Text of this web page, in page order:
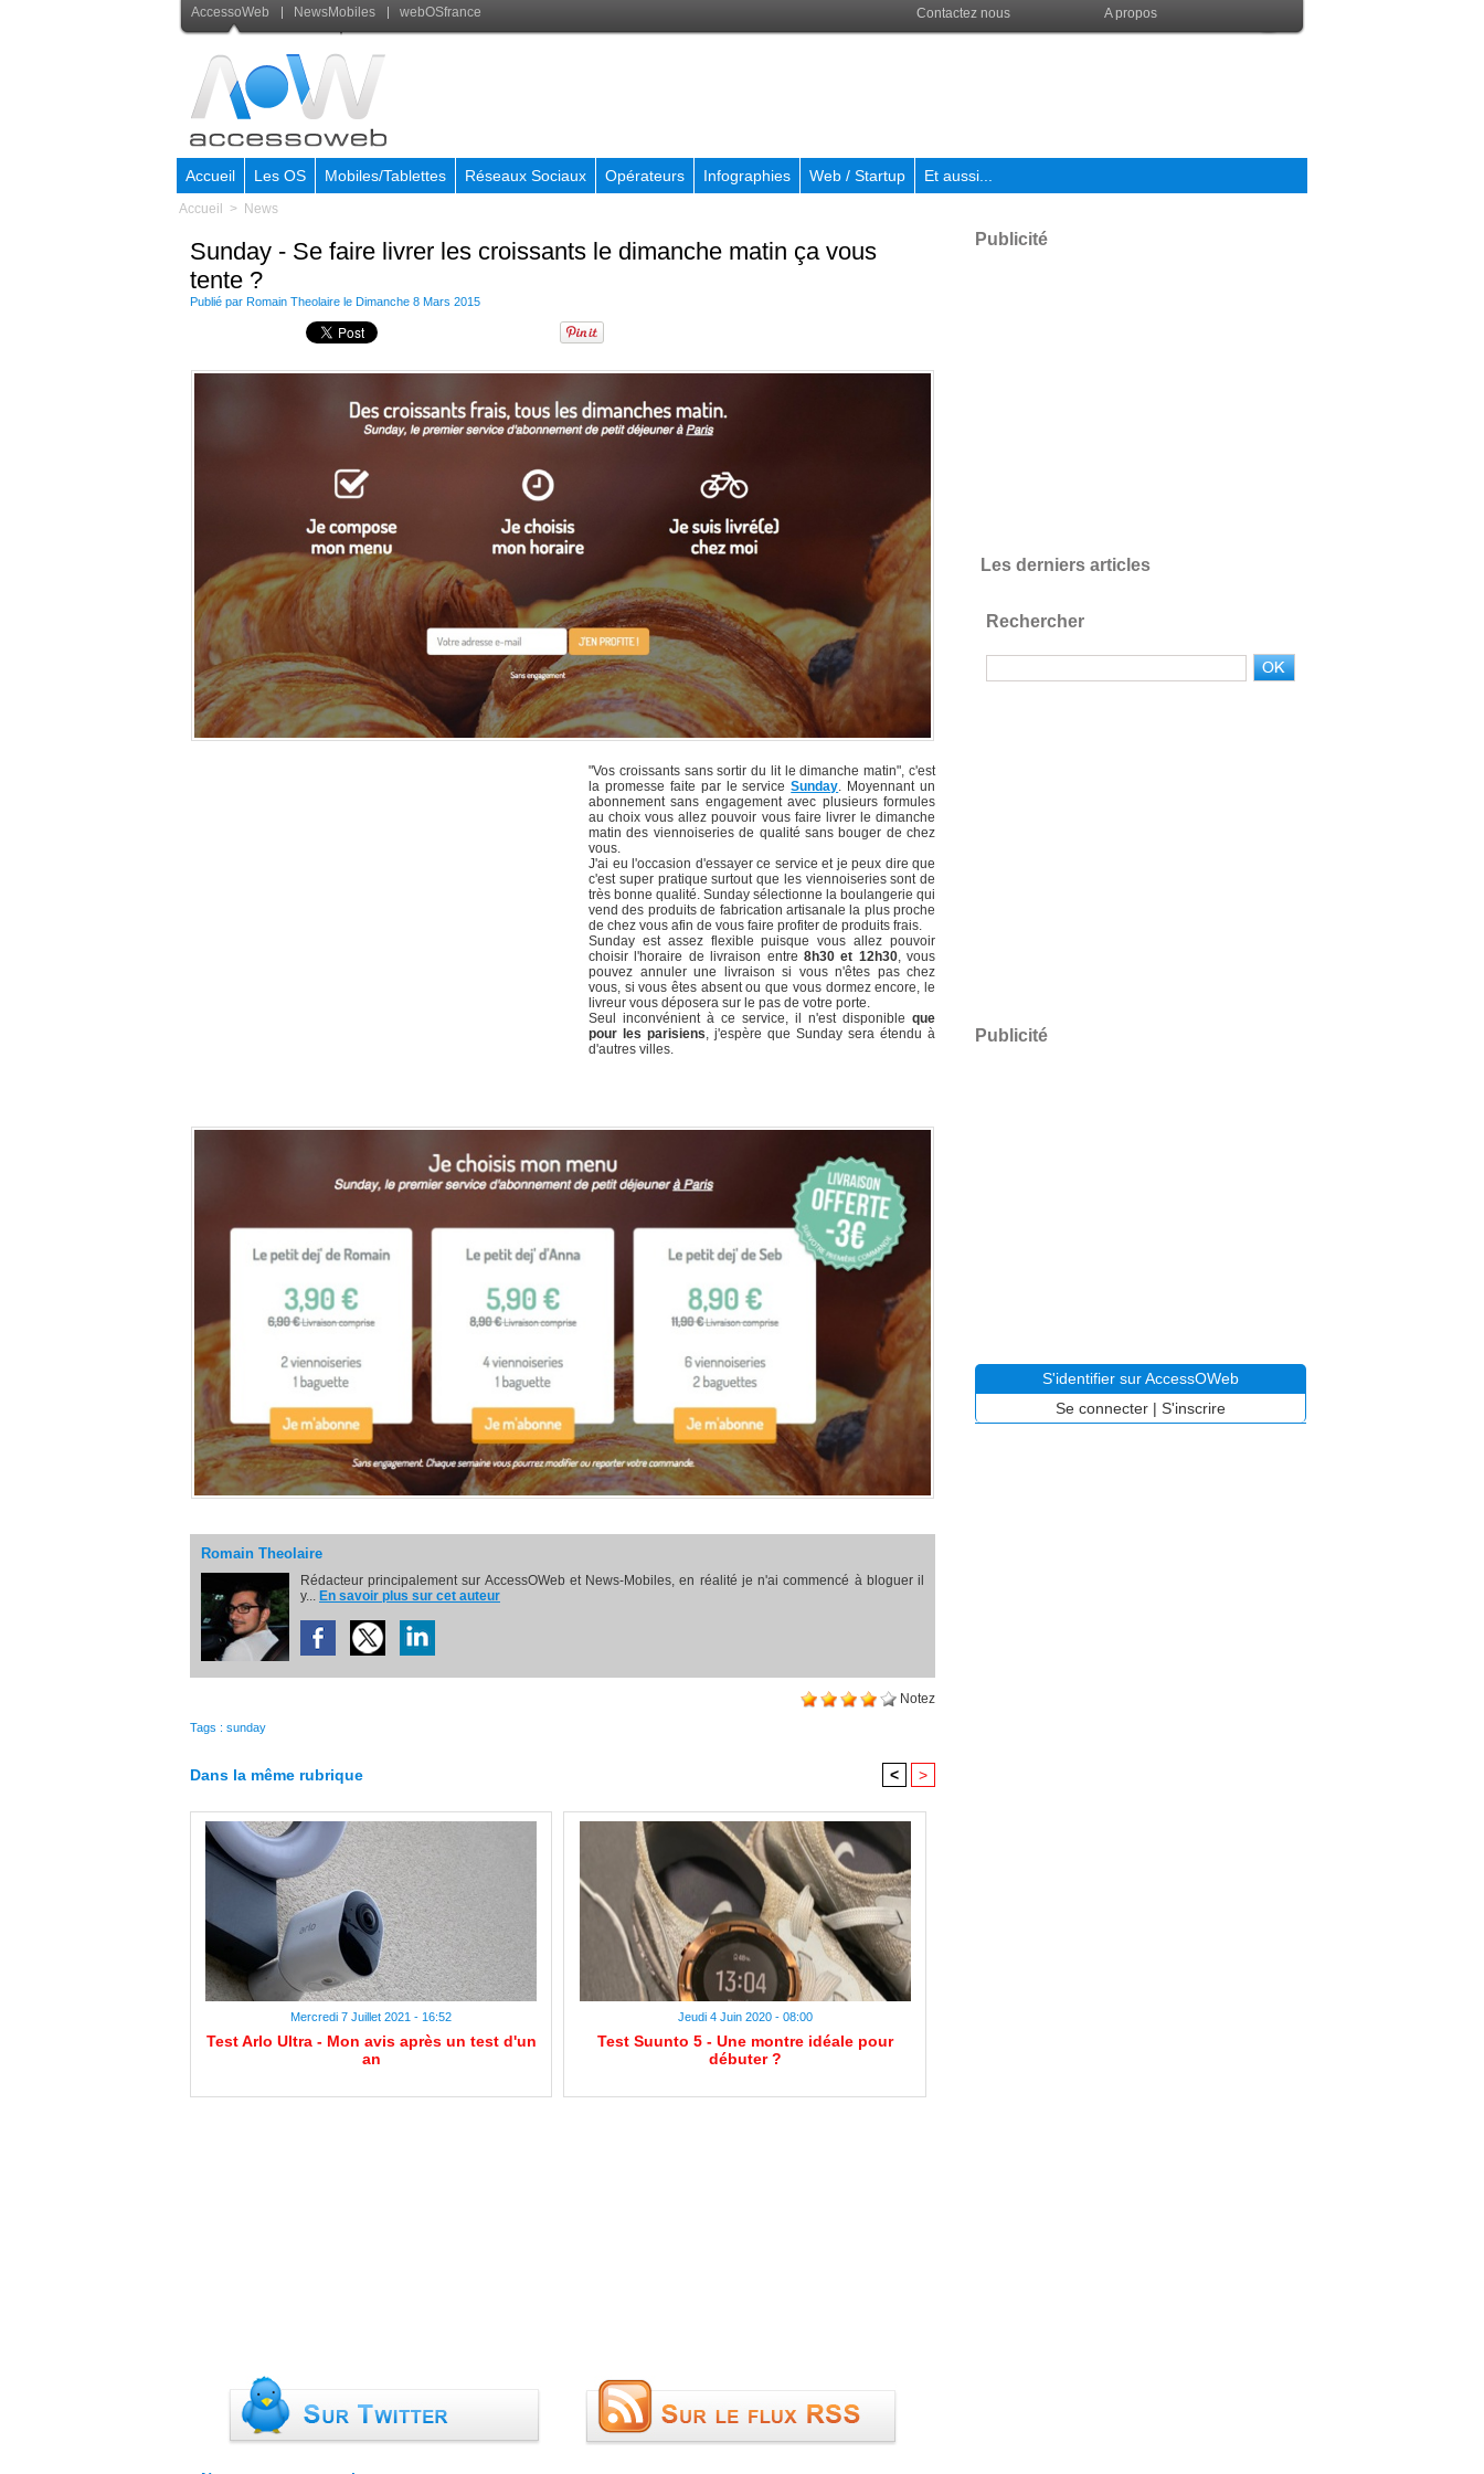
AccessoWeb NewsMobiles webOSfrance Contactez nous A propos
Accueil Les OS Mobiles/Tablettes Réseaux Sociaux Opérateurs Infographies Web / Startup Et aussi...
Accueil > News
Sunday - Se faire livrer les croissants le dimanche matin ça vous
tente ?
Publié par Romain Theolaire le Dimanche 8 Mars 2015
"Vos croissants sans sortir du lit le dimanche matin", c'est
la promesse faite par le serviceSunday. Moyennant un
abonnement sans engagement avec plusieurs formules
au choix vous allez pouvoir vous faire livrer le dimanche
matin des viennoiseries de qualité sans bouger de chez
vous.
J'ai eu l'occasion d'essayer ce service et je peux dire que
c'est super pratique surtout que les viennoiseries sont de
très bonne qualité. Sunday sélectionne la boulangerie qui
vend des produits de fabrication artisanale la plus proche
de chez vous afin de vous faire profiter de produits frais.
Sunday est assez flexible puisque vous allez pouvoir
choisir l'horaire de livraison entre 8h30 et 12h30, vous
pouvez annuler une livraison si vous n'êtes pas chez
vous, si vous êtes absent ou que vous dormez encore, le
livreur vous déposera sur le pas de votre porte.
Seul inconvénient à ce service, il n'est disponible que
pour les parisiens, j'espère que Sunday sera étendu à
d'autres villes.
Romain Theolaire
Rédacteur principalement sur AccessOWeb et News-Mobiles, en réalité je n'ai commencé à bloguer il
y... En savoir plus sur cet auteur
Notez
Tags : sunday
Dans la même rubrique < >
Mercredi 7 Juillet 2021 - 16:52
Test Arlo Ultra - Mon avis après un test d'un
an
Jeudi 4 Juin 2020 - 08:00
Test Suunto 5 - Une montre idéale pour
débuter ?
Publicité
Les derniers articles
Rechercher
Publicité
S'identifier sur AccessOWeb
Se connecter | S'inscrire